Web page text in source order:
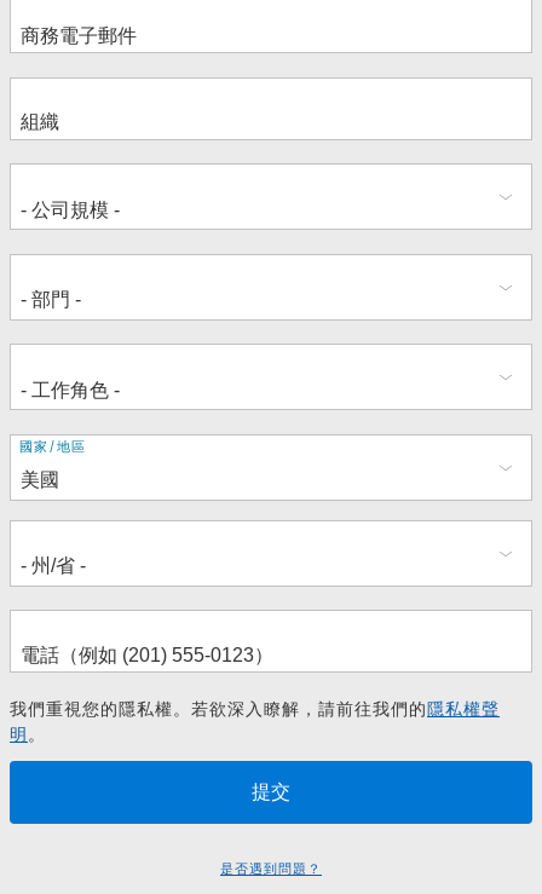
地
址
國家/地區
我們重視您的隱私權。若欲深入瞭解，請前往我們的隱私權聲
明。
是否遇到問題？